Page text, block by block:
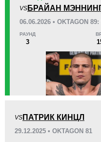
KO/TKO
2(18%)
Неизвестных
13:47
Среднее время боя
Статистика боев
VS БРАЙАН
06.06.2026 • OKTAGON
РАУНД
3
VS ПАТРИК КИНЦЛ
29.12.2025 • OKTAGON 81